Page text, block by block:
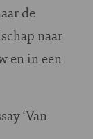
de
naar
en in een
‘Van